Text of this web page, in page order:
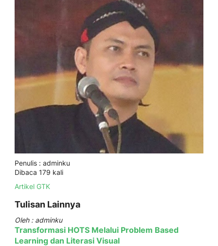
Penulis : adminku
Dibaca 179 kali
Artikel GTK
Tulisan Lainnya
Oleh : adminku
Transformasi HOTS Melalui Problem Based
Learning dan Literasi Visual